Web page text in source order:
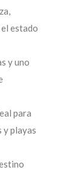
estado
y uno
para
y playas